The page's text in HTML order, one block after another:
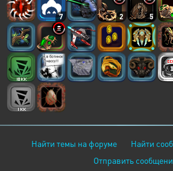
7 2 5
Найти темы на форуме
Найти
Отправить